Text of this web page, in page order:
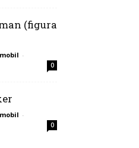
(figura
-
0
-
0